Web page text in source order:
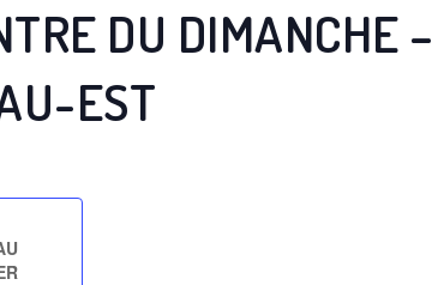
DU DIMANCHE –
EST